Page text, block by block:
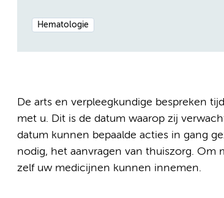
Hematologie
De arts en verpleegkundige bespreken
met u. Dit is de datum waarop zij
datum kunnen bepaalde acties in gang
nodig, het aanvragen van thuiszorg.
zelf uw medicijnen kunnen innemen.